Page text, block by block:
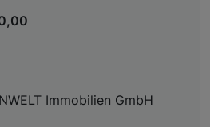
Immobilien GmbH